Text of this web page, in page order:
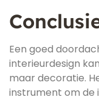
Een goed
interieurdesign
maar decoratie.
instrument om de